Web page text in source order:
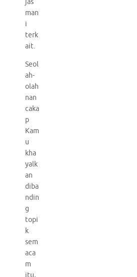
jas
man
i
terk
ait.
Seol
ah-
olah
nan
caka
p
Kam
u
kha
yalk
an
diba
ndin
g
topi
k
sem
aca
m
itu,